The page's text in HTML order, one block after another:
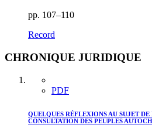
pp. 107–110
Record
CHRONIQUE JURIDIQUE
PDF
QUELQUES RÉFLEXIONS AU SUJET
CONSULTATION DES PEUPLES